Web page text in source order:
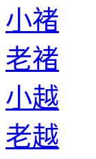
小褚
老褚
小越
老越